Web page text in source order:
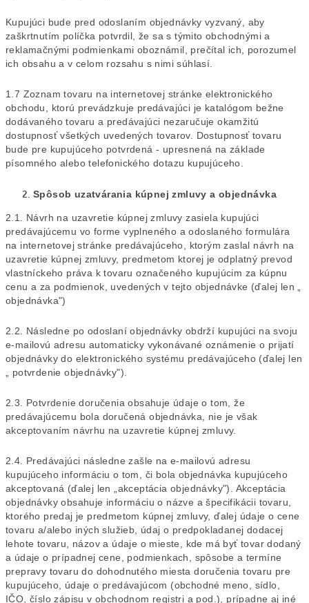
Kupujúci bude pred odoslaním objednávky vyzvaný, aby
zaškrtnutím políčka potvrdil, že sa s týmito obchodnými a
reklamačnými podmienkami oboznámil, prečítal ich, porozumel
ich obsahu a v celom rozsahu s nimi súhlasí.
1.7 Zoznam tovaru na internetovej stránke elektronického
obchodu, ktorú prevádzkuje predávajúci je katalógom bežne
dodávaného tovaru a predávajúci nezaručuje okamžitú
dostupnosť všetkých uvedených tovarov. Dostupnosť tovaru
bude pre kupujúceho potvrdená - upresnená na základe
písomného alebo telefonického dotazu kupujúceho.
Spôsob uzatvárania kúpnej zmluvy a objednávka
2.1. Návrh na uzavretie kúpnej zmluvy zasiela kupujúci
predávajúcemu vo forme vyplneného a odoslaného formulára
na internetovej stránke predávajúceho, ktorým zaslal návrh na
uzavretie kúpnej zmluvy, predmetom ktorej je odplatný prevod
vlastníckeho práva k tovaru označeného kupujúcim za kúpnu
cenu a za podmienok, uvedených v tejto objednávke (ďalej len „
objednávka")
2.2. Následne po odoslaní objednávky obdrží kupujúci na svoju
e-mailovú adresu automaticky vykonávané oznámenie o prijatí
objednávky do elektronického systému predávajúceho (ďalej len
„ potvrdenie objednávky").
2.3. Potvrdenie doručenia obsahuje údaje o tom, že
predávajúcemu bola doručená objednávka, nie je však
akceptovaním návrhu na uzavretie kúpnej zmluvy.
2.4. Predávajúci následne zašle na e-mailovú adresu
kupujúceho informáciu o tom, či bola objednávka kupujúceho
akceptovaná (ďalej len „akceptácia objednávky"). Akceptácia
objednávky obsahuje informáciu o názve a špecifikácii tovaru,
ktorého predaj je predmetom kúpnej zmluvy, ďalej údaje o cene
tovaru a/alebo iných služieb, údaj o predpokladanej dodacej
lehote tovaru, názov a údaje o mieste, kde má byť tovar dodaný
a údaje o prípadnej cene, podmienkach, spôsobe a termíne
prepravy tovaru do dohodnutého miesta doručenia tovaru pre
kupujúceho, údaje o predávajúcom (obchodné meno, sídlo,
IČO, číslo zápisu v obchodnom registri a pod.), prípadne aj iné